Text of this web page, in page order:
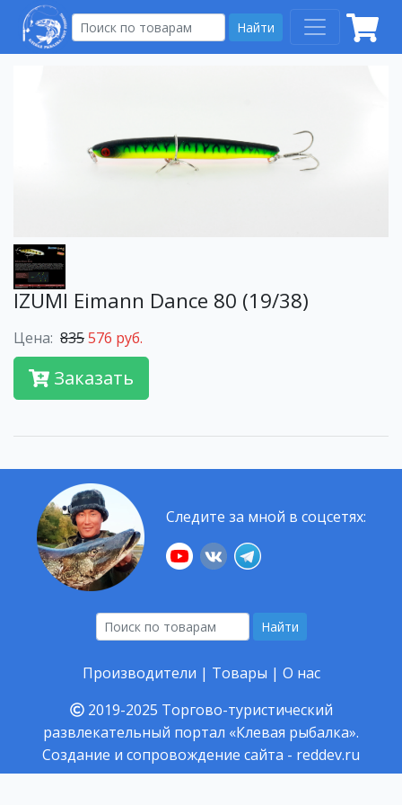
Найти
IZUMI Eimann Dance 80 (19/38)
Цена: 835576 руб.
Заказать
Следите за мной в соцсетях:
Найти
Производители | Товары | О нас
2019-2025 Торгово-туристический
развлекательный портал «Клевая рыбалка».
Создание и сопровождение сайта - reddev.ru